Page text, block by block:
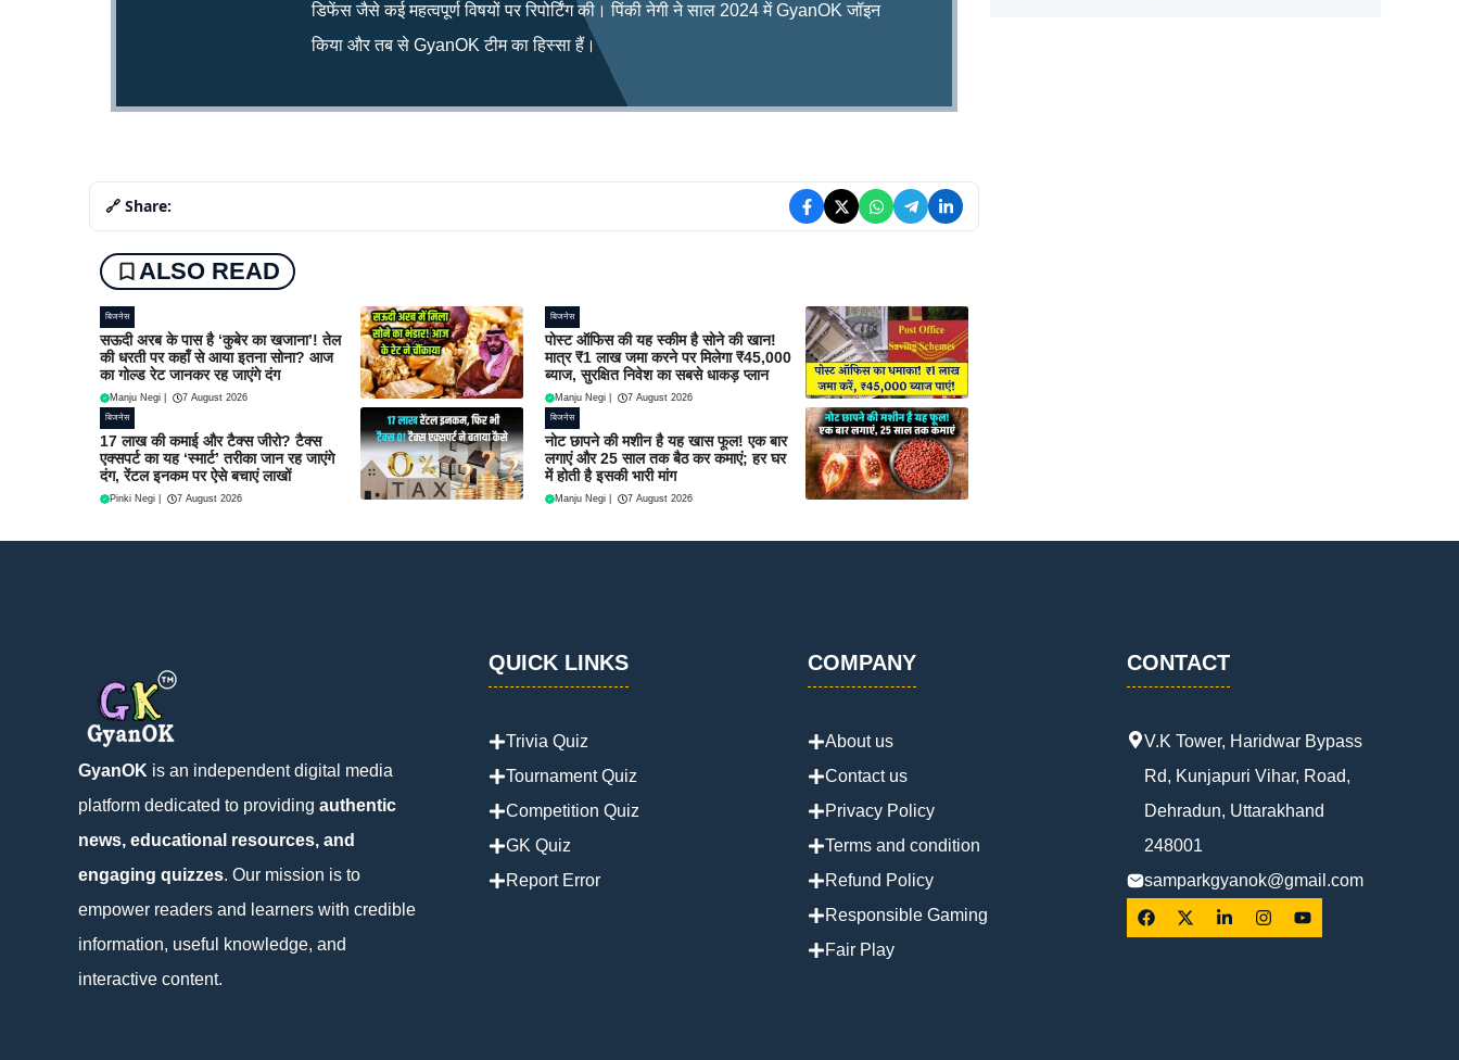
डिफेंस जैसे कई महत्वपूर्ण विषयों पर रिपोर्टिंग की। पिंकी नेगी ने साल 2024 में GyanOK जॉइन
किया और तब से GyanOK टीम का हिस्सा हैं।
🔗 Share:
ALSO READ
बिजनेस
सऊदी अरब के पास है ‘कुबेर का खजाना’! तेल
की धरती पर कहाँ से आया इतना सोना? आज
का गोल्ड रेट जानकर रह जाएंगे दंग
Manju Negi 7 August 2026
बिजनेस
पोस्ट ऑफिस की यह स्कीम है सोने की खान!
मात्र ₹1 लाख जमा करने पर मिलेगा ₹45,000
ब्याज, सुरक्षित निवेश का सबसे धाकड़ प्लान
Manju Negi 7 August 2026
बिजनेस
17 लाख की कमाई और टैक्स जीरो? टैक्स
एक्सपर्ट का यह ‘स्मार्ट’ तरीका जान रह जाएंगे
दंग, रेंटल इनकम पर ऐसे बचाएं लाखों
Pinki Negi 7 August 2026
बिजनेस
नोट छापने की मशीन है यह खास फूल! एक बार
लगाएं और 25 साल तक बैठ कर कमाएं; हर घर
में होती है इसकी भारी मांग
Manju Negi 7 August 2026
GyanOK is an independent digital media
platform dedicated to providing authentic
news, educational resources, and
engaging quizzes. Our mission is to
empower readers and learners with credible
information, useful knowledge, and
interactive content.
QUICK LINKS
Trivia Quiz
Tournament Quiz
Competition Quiz
GK Quiz
Report Error
COMPANY
About us
Contact us
Privacy Policy
Terms and condition
Refund Policy
Responsible Gaming
Fair Play
CONTACT
V.K Tower, Haridwar Bypass
Rd, Kunjapuri Vihar, Road,
Dehradun, Uttarakhand
248001
samparkgyanok@gmail.com